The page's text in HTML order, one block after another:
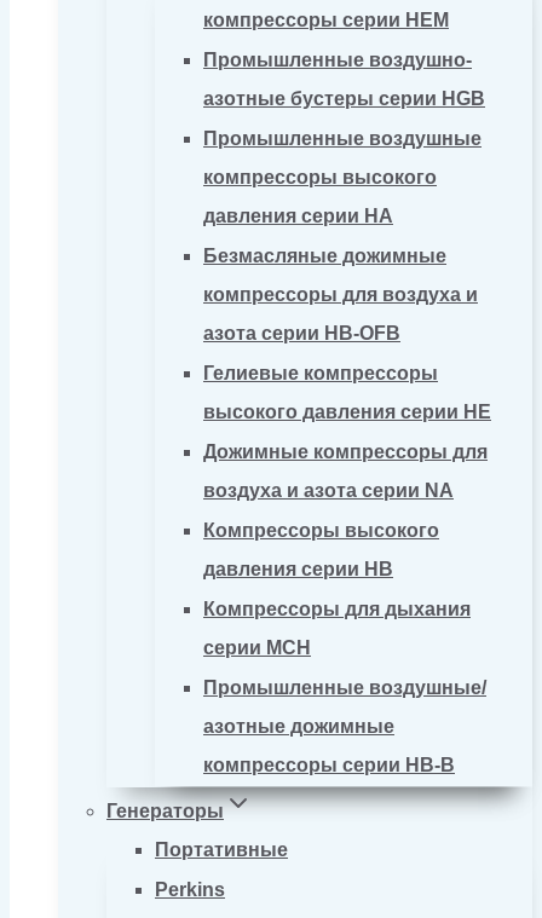
компрессоры серии HEM
Промышленные воздушно-
азотные бустеры серии HGB
Промышленные воздушные
компрессоры высокого
давления серии HA
Безмасляные дожимные
компрессоры для воздуха и
азота серии HB-OFB
Гелиевые компрессоры
высокого давления серии HE
Дожимные компрессоры для
воздуха и азота серии NA
Компрессоры высокого
давления серии HB
Компрессоры для дыхания
серии MCH
Промышленные воздушные/
азотные дожимные
компрессоры серии HB-B
Генераторы
Портативные
Perkins